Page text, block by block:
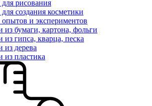
рисования
создания косметики
и экспериментов
из бумаги, картона, фольги
из гипса, кварца, песка
из дерева
из пластика